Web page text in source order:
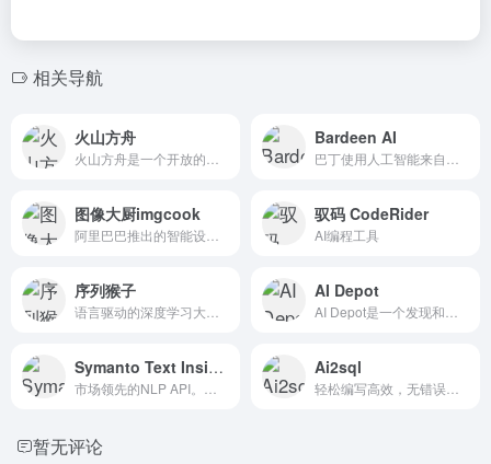
相关导航
火山方舟 Bardeen AI
图像大厨imgcook 驭码 CodeRider
AI编程工具
序列猴子 AI Depot
Symanto Text Insights Ai2sql
暂无评论